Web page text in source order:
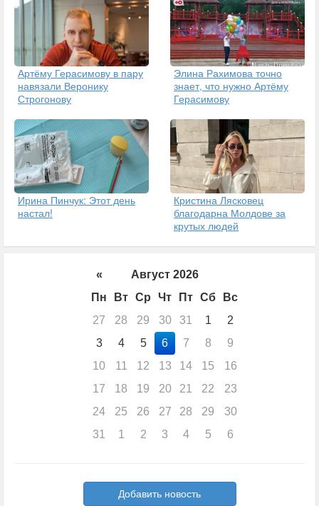
Артёму Герасимову в пару
навязали Веронику
Строгонову
Элина Рахимова точно
знает, что нужно Артёму
Герасимову
Ирина Пинчук: Этот день
настал!
Кристина Лясковец
благодарна Молдове за
крутых людей
«
Август 2026
Пн
Вт Ср Чт Пт Сб
Вс
27
28 29 30 31 1
2
3
4 5 6 7 8
9
10
11 12 13 14 15
16
17
18 19 20 21 22
23
24
25 26 27 28 29
30
31
1 2 3 4 5 6
Добавить новость